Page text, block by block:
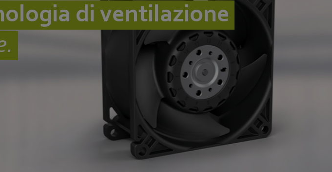
di ventilazione